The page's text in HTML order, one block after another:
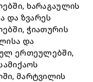
ხარაგაულის
და ზვარეს
ჭიათურის
და
ერთეულებში,
მარტვილის